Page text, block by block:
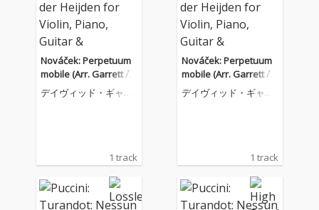
Nováček: Perpetuum
mobile (Arr. Garrett / v
an der Heijden for Viol
in, Piano, Guitar & Orc
デイヴィッド・ギャレ
1 track
Nováček: Perpetuum
mobile (Arr. Garrett / v
an der Heijden for Viol
in, Piano, Guitar & Orc
デイヴィッド・ギャレ
1 track